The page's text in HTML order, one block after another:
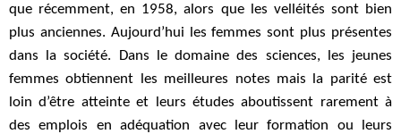
que récemment, en 1958, alors que les velléités sont bien
plus anciennes. Aujourd’hui les femmes sont plus présentes
dans la société. Dans le domaine des sciences, les jeunes
femmes obtiennent les meilleures notes mais la parité est
loin d’être atteinte et leurs études aboutissent rarement à
des emplois en adéquation avec leur formation ou leurs